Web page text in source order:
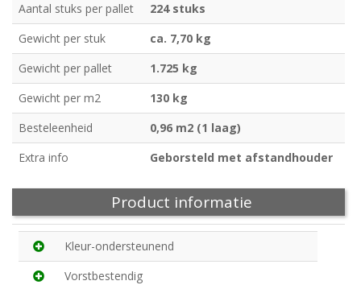
Aantal stuks per pallet
224 stuks
Gewicht per stuk
ca. 7,70 kg
Gewicht per pallet
1.725 kg
Gewicht per m2
130 kg
Besteleenheid
0,96 m2 (1 laag)
Extra info
Geborsteld met afstandhouder
Product informatie
Kleur-ondersteunend
Vorstbestendig